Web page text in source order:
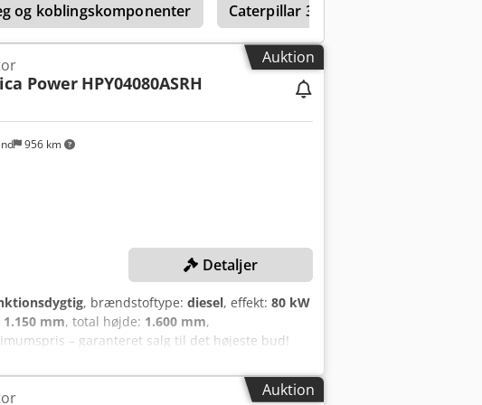
og olievarmesystem Sikringer
ses på det sidste billede.
og koblingskomponenter Caterpillar 3516
Auktion
956 km
Power HPY04080ASRH
Detaljer
, brændstoftype: diesel, effekt: 80 kW
1.150 mm, total højde: 1.600 mm,
– garanteret salg til det højeste bud!
HPYU04080 Effekt: 80 kW / 100 kVA
A Frekvens: 50 Hz Omdrejningstal: 1.500
% belastning: ≤ 205 g/kWh Dieselmotor Auktion